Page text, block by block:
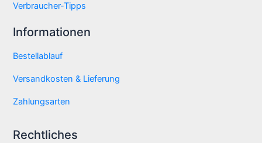
Verbraucher-Tipps
Informationen
Bestellablauf
Versandkosten & Lieferung
Zahlungsarten
Rechtliches